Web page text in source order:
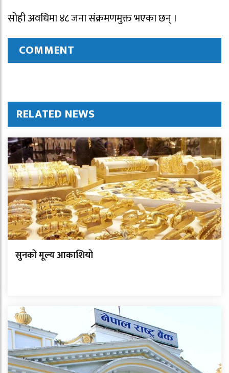
सोही अवधिमा ४८ जना संक्रमणमुक्त भएका छन् ।
COMMENT
RELATED NEWS
सुनको मूल्य आकाशियो